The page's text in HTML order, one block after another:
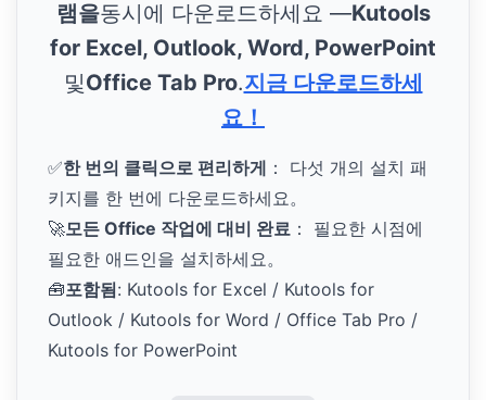
램을동시에 다운로드하세요 —Kutools
for Excel, Outlook, Word, PowerPoint
및Office Tab Pro.지금 다운로드하세
요！
✅한 번의 클릭으로 편리하게 ： 다섯 개의 설치 패
키지를 한 번에 다운로드하세요。
🚀모든 Office 작업에 대비 완료 ： 필요한 시점에
필요한 애드인을 설치하세요。
🧰포함됨: Kutools for Excel / Kutools for
Outlook / Kutools for Word / Office Tab Pro /
Kutools for PowerPoint